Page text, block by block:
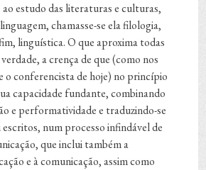
ao estudo das literaturas e culturas,
chamasse-se ela filologia,
linguística. O que aproxima todas
verdade, a crença de que (como nos
o conferencista de hoje) no princípio
capacidade fundante, combinando
e performatividade e traduzindo-se
num processo infindável de
que inclui também a
e à comunicação, assim como